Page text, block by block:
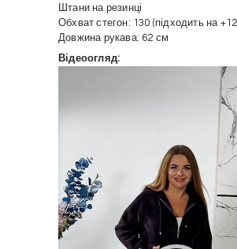
Штани на резинці
Обхват стегон: 130 (підходить на
Довжина рукава: 62 см
Відеоогляд: